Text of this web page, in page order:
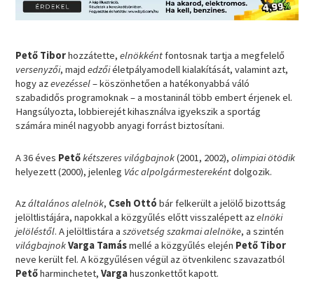
Pető Tiborhozzátette,elnökkéntfontosnak tartja a megfelelő
versenyzői, majdedzőiéletpályamodell kialakítását, valamint azt,
hogy azevezéssel– köszönhetően a hatékonyabbá váló
szabadidős programoknak – a mostaninál több embert érjenek el.
Hangsúlyozta, lobbierejét kihasználva igyekszik a sportág
számára minél nagyobb anyagi forrást biztosítani.
A 36 éves Petőkétszeres világbajnok(2001, 2002),olimpiai ötödik
helyezett (2000), jelenleg Vác alpolgármesterekéntdolgozik.
Azáltalános alelnök, Cseh Ottó bár felkerült a jelölő bizottság
jelöltlistájára, napokkal a közgyűlés előtt visszalépett azelnöki
jelöléstől. A jelöltlistára aszövetség szakmai alelnöke, a szintén
világbajnokVarga Tamásmellé a közgyűlés elején Pető Tibor
neve került fel. A közgyűlésen végül az ötvenkilenc szavazatból
Petőharminchetet,Vargahuszonkettőt kapott.